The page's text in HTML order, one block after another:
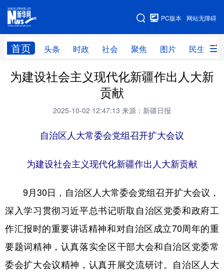
网站无障碍
PC版本
首页 头条 时政 社会 聚焦 图片 民生
网站地图
头条 时政 社会 聚焦
服务
云游新疆 云端悦读 云看书画 光影新疆
人事频道 融媒体联播 廉政频道 新华视角看新疆
地方频道
辽宁 吉林 上海 江苏
浙江 安徽 福建 江西
为建设社会主义现代化新疆作出人大新
贡献
2025-10-02 12:47:13 来源：新疆日报
自治区人大常委会党组召开扩大会议
为建设社会主义现代化新疆作出人大新贡献
9月30日，自治区人大常委会党组召开扩大会议，
深入学习贯彻习近平总书记听取自治区党委和政府工
作汇报时的重要讲话精神和对自治区成立70周年的重
要题词精神，认真落实全区干部大会和自治区党委常
委会扩大会议精神，认真开展交流研讨。自治区人大